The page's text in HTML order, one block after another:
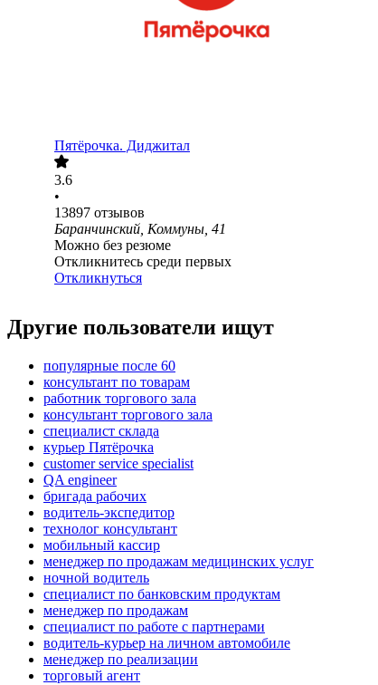
Пятёрочка. Диджитал
3.6
•
13897 отзывов
Баранчинский, Коммуны, 41
Можно без резюме
Откликнитесь среди первых
Откликнуться
Другие пользователи ищут
популярные после 60
консультант по товарам
работник торгового зала
консультант торгового зала
специалист склада
курьер Пятёрочка
customer service specialist
QA engineer
бригада рабочих
водитель-экспедитор
технолог консультант
мобильный кассир
менеджер по продажам медицинских услуг
ночной водитель
специалист по банковским продуктам
менеджер по продажам
специалист по работе с партнерами
водитель-курьер на личном автомобиле
менеджер по реализации
торговый агент